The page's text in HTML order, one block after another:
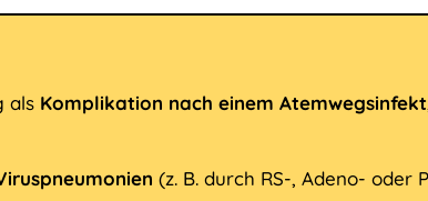
als Komplikation nach einem Atemwegsinfekt
(z. B. durch RS-, Adeno- oder